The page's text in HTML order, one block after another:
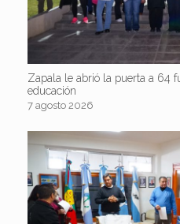
Zapala le abrió la puerta a 64
educación
7 agosto 2026